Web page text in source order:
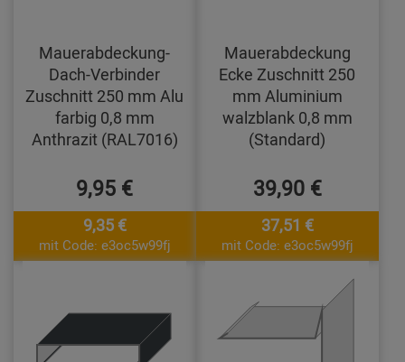
Mauerabdeckung-
Dach-Verbinder
Zuschnitt 250 mm Alu
farbig 0,8 mm
Anthrazit (RAL7016)
9,95 €
9,35 €
mit Code: e3oc5w99fj
Mauerabdeckung
Ecke Zuschnitt 250
mm Aluminium
walzblank 0,8 mm
(Standard)
39,90 €
37,51 €
mit Code: e3oc5w99fj